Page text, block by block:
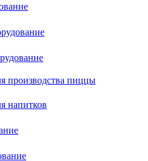
производства пиццы
напитков